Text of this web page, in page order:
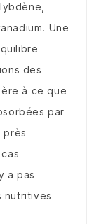
Une
des
à ce que
par
près
a pas
nutritives